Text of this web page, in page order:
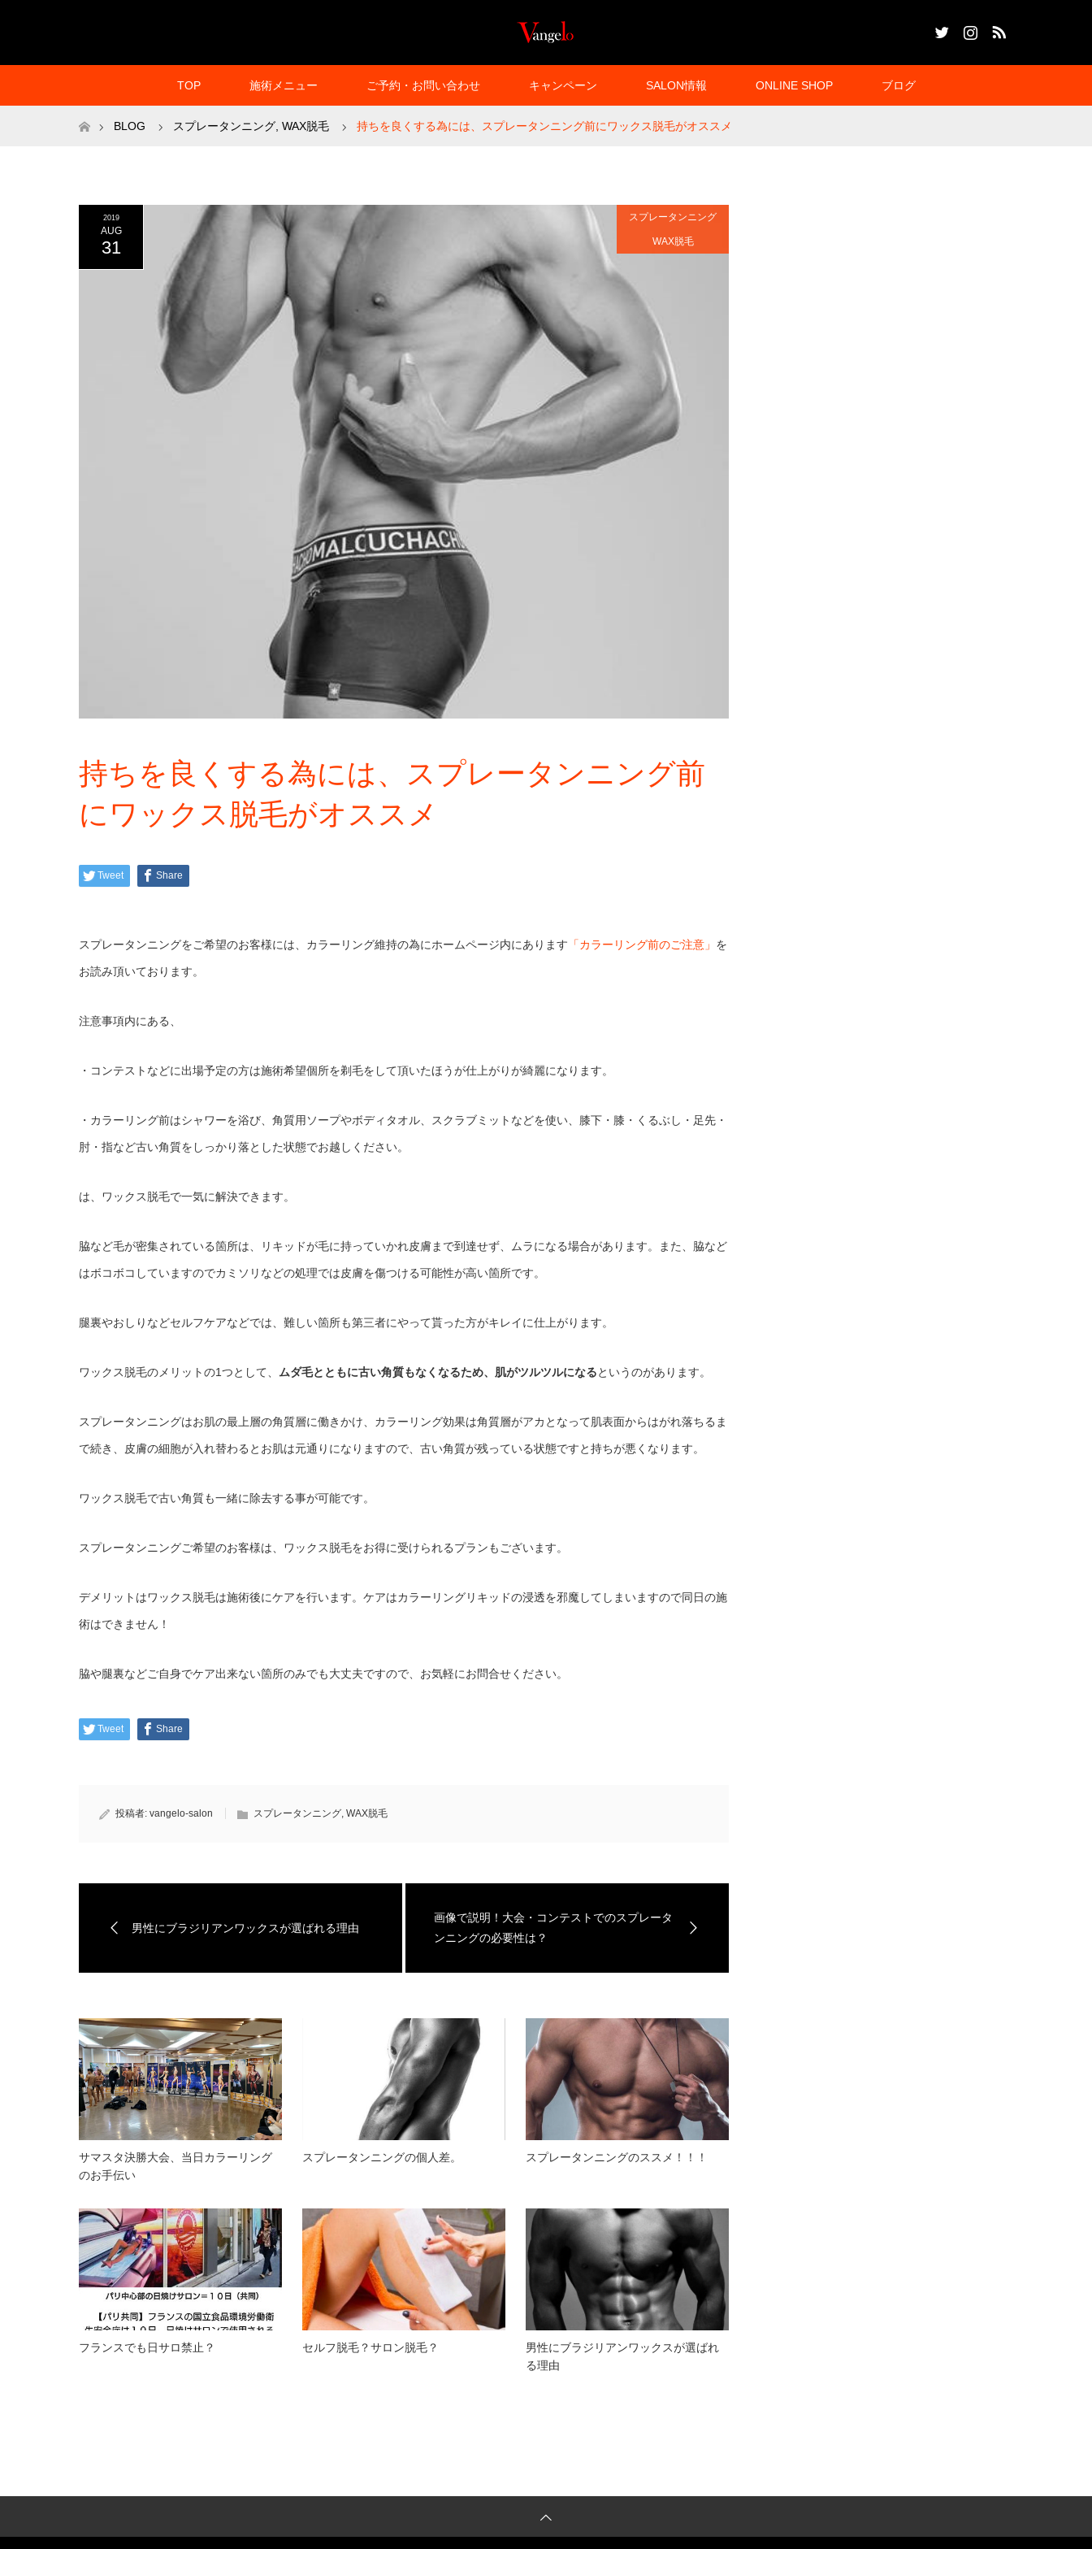
TOP 施術メニュー ご予約・お問い合わせ キャンペーン SALON情報 ONLINE SHOP ブログ
ホームBLOG スプレータンニング WAX脱毛 持ちを良くする為には、スプレータンニング前にワックス脱毛がオススメ
2019
AUG
31
スプレータンニング
WAX脱毛
持ちを良くする為には、スプレータンニング前
にワックス脱毛がオススメ
Tweet Share
スプレータンニングをご希望のお客様には、カラーリング維持の為にホームページ内にあります 「カラーリング前のご注意」 を
お読み頂いております。
注意事項内にある、
・コンテストなどに出場予定の方は施術希望個所を剃毛をして頂いたほうが仕上がりが綺麗になります。
・カラーリング前はシャワーを浴び、角質用ソープやボディタオル、スクラブミットなどを使い、膝下・膝・くるぶし・足先・
肘・指など古い角質をしっかり落とした状態でお越しください。
は、ワックス脱毛で一気に解決できます。
脇など毛が密集されている箇所は、リキッドが毛に持っていかれ皮膚まで到達せず、ムラになる場合があります。また、脇など
はボコボコしていますのでカミソリなどの処理では皮膚を傷つける可能性が高い箇所です。
腿裏やおしりなどセルフケアなどでは、難しい箇所も第三者にやって貰った方がキレイに仕上がります。
ワックス脱毛のメリットの1つとして、 ムダ毛とともに古い角質もなくなるため、肌がツルツルになるというのがあります。
スプレータンニングはお肌の最上層の角質層に働きかけ、カラーリング効果は角質層がアカとなって肌表面からはがれ落ちるま
で続き、皮膚の細胞が入れ替わるとお肌は元通りになりますので、古い角質が残っている状態ですと持ちが悪くなります。
ワックス脱毛で古い角質も一緒に除去する事が可能です。
スプレータンニングご希望のお客様は、ワックス脱毛をお得に受けられるプランもございます。
デメリットはワックス脱毛は施術後にケアを行います。ケアはカラーリングリキッドの浸透を邪魔してしまいますので同日の施
術はできません！
脇や腿裏などご自身でケア出来ない箇所のみでも大丈夫ですので、お気軽にお問合せください。
Tweet Share
投稿者: vangelo-salon スプレータンニング, WAX脱毛
男性にブラジリアンワックスが選ばれる理由
画像で説明！大会・コンテストでのスプレータ
ンニングの必要性は？
サマスタ決勝大会、当日カラーリング
のお手伝い
スプレータンニングの個人差。 スプレータンニングのススメ！！！
フランスでも日サロ禁止？ セルフ脱毛？サロン脱毛？
男性にブラジリアンワックスが選ばれ
る理由